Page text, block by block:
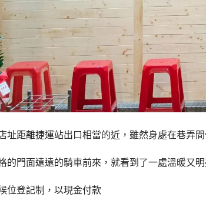
址距離捷運站出口相當的近，雖然身處在巷弄
的門面遠遠的騎車前來，就看到了一處溫暖又
位登記制，以現金付款